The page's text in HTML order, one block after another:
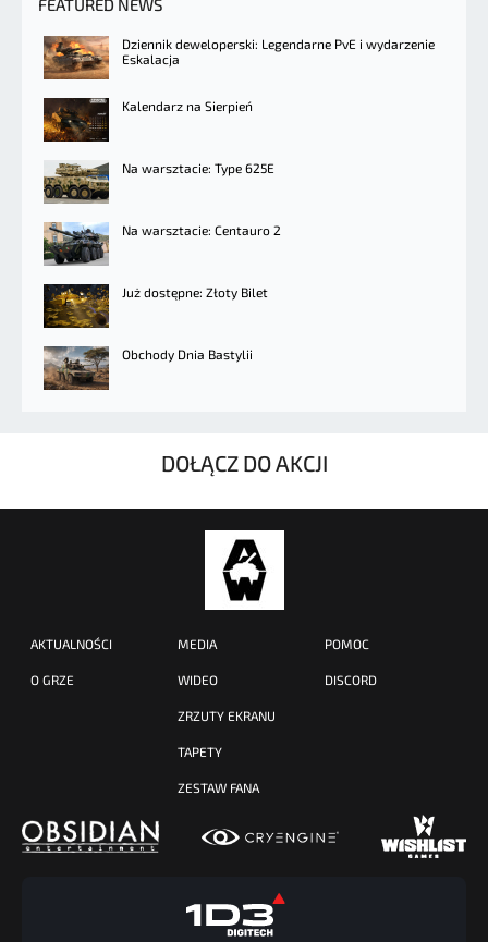
FEATURED NEWS
Dziennik deweloperski: Legendarne PvE i wydarzenie
Eskalacja
Kalendarz na Sierpień
Na warsztacie: Type 625E
Na warsztacie: Centauro 2
Już dostępne: Złoty Bilet
Obchody Dnia Bastylii
DOŁĄCZ DO AKCJI
AKTUALNOŚCI
O GRZE
MEDIA
WIDEO
ZRZUTY EKRANU
TAPETY
ZESTAW FANA
POMOC
DISCORD